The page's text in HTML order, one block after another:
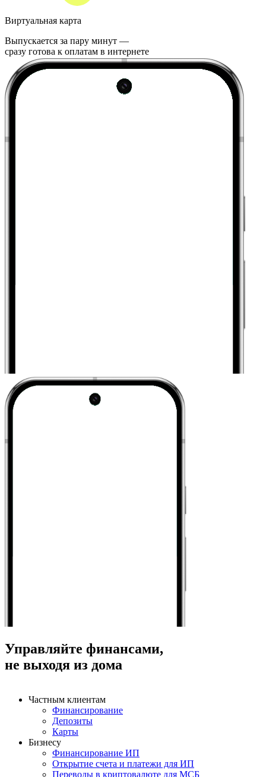
Виртуальная карта
Выпускается за пару минут —
сразу готова к оплатам в интернете
Управляйте финансами,
не выходя из дома
Частным клиентам
Финансирование
Депозиты
Карты
Бизнесу
Финансирование ИП
Открытие счета и платежи для ИП
Переводы в криптовалюте для МСБ